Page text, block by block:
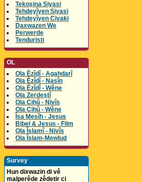
Tekoşina Siyasi
Tehdeyîyen Siyasi
Tehdeyîyen Civaki
Daxwazen We
Perwerde
Tenduristi
OL
Ola Êzîdî - Agahdarî
Ola Êzîdî - Nasîn
Ola Êzîdî - Wêne
Ola Zerdeştî
Ola Cihû - Nivîs
Ola Cihû - Wêne
Îsa Mesîh - Jesus
Bibel & Jesus - Film
Ola Îslamî - Nivîs
Ola Îslam-Mewlud
Survey
Hun dixwazin di vê
malperêde zêdetir ci